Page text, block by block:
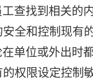
查找到相关的
全和控制现有
单位或外出时
权限设定控制